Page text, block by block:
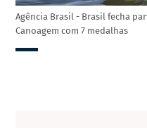
Agência Brasil - Brasil fecha
Canoagem com 7 medalhas